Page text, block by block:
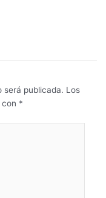
será publicada. Los
*